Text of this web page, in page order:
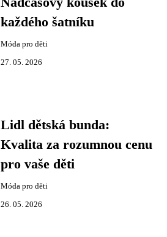
každého šatníku
Móda pro děti
27. 05. 2026
Lidl dětská bunda:
Kvalita za rozumnou cenu
pro vaše děti
Móda pro děti
26. 05. 2026